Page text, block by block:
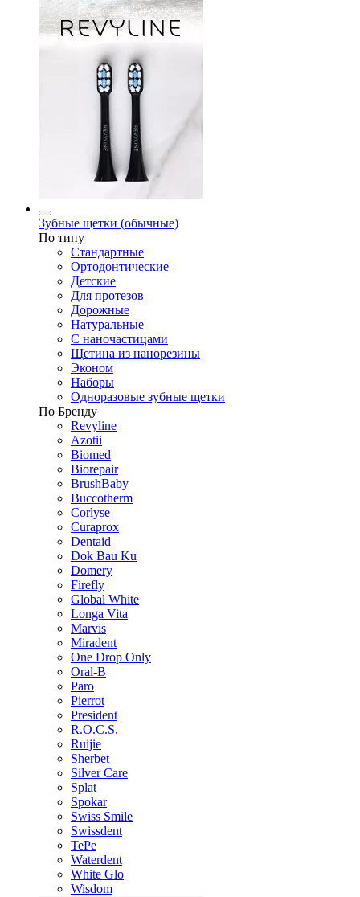
Зубные щетки (обычные)
По типу
Стандартные
Ортодонтические
Детские
Для протезов
Дорожные
Натуральные
С наночастицами
Щетина из нанорезины
Эконом
Наборы
Одноразовые зубные щетки
По Бренду
Revyline
Azotii
Biomed
Biorepair
BrushBaby
Buccotherm
Corlyse
Curaprox
Dentaid
Dok Bau Ku
Domery
Firefly
Global White
Longa Vita
Marvis
Miradent
One Drop Only
Oral-B
Paro
Pierrot
President
R.O.C.S.
Ruijie
Sherbet
Silver Care
Splat
Spokar
Swiss Smile
Swissdent
TePe
Waterdent
White Glo
Wisdom